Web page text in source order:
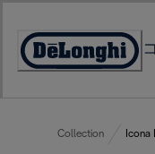
Content
Accessibility
Collection Icona